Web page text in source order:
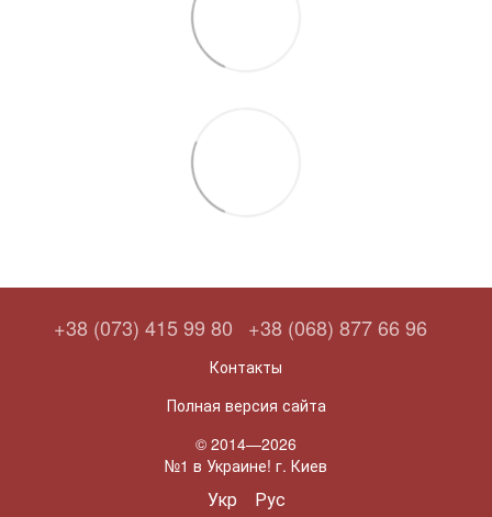
+38 (073) 415 99 80 +38 (068) 877 66 96
Контакты
Полная версия сайта
© 2014—2026
№1 в Украине! г. Киев
Укр Рус